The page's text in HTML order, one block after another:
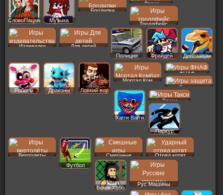
СловоПацана Музыка
Бродилки
Драки
Троллфейс
Издевалки
Для детей
Полиция
Фрайдей Динозавры
Роботы Драконы Ловкий вор
Мортал Ком
ФНАФ
Защита
Хагги Вагги
Такси
Паркур
Вертолеты
Футбол
Смешные Отряд котят
Бомж Хобо
Рус Машины